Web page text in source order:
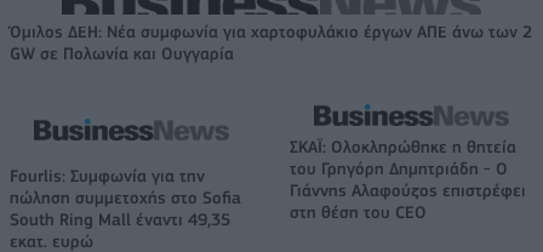
Όμιλος ΔΕΗ: Νέα συμφωνία για χαρτοφυλάκιο έργων ΑΠΕ άνω των 2
GW σε Πολωνία και Ουγγαρία
Fourlis: Συμφωνία για την
πώληση συμμετοχής στο Sofia
South Ring Mall έναντι 49,35
εκατ. ευρώ
ΣΚΑΪ: Ολοκληρώθηκε η θητεία
του Γρηγόρη Δημητριάδη - Ο
Γιάννης Αλαφούζος επιστρέφει
στη θέση του CEO